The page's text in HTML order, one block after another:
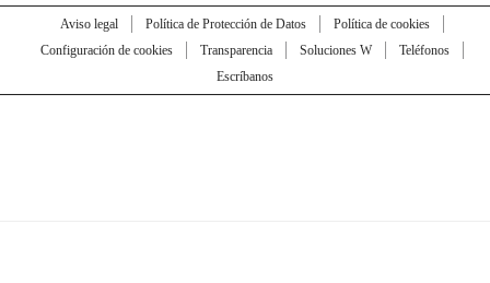
Aviso legal Política de Protección de Datos
Política de cookies
Configuración de cookies
Transparencia Soluciones W
Teléfonos
Escríbanos